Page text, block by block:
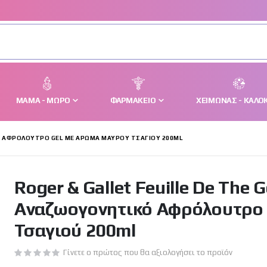
ΜΑΜΆ - ΜΩΡΌ ΦΑΡΜΑΚΕΊΟ ΧΕΙΜΏΝΑΣ -
ΑΦΡΌΛΟΥΤΡΟ GEL ΜΕ ΆΡΩΜΑ ΜΑΎΡΟΥ ΤΣΑΓΙΟΎ 200ML
Roger & Gallet Feuille De The
Αναζωογονητικό
Τσαγιού 200ml
Γίνετε ο πρώτος που θα αξιολογήσει το προϊόν